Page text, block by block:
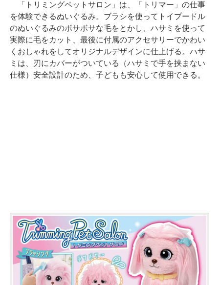
「トリミングペットサロン」は、「トリマー」の仕事
を体験できるぬいぐるみ。ブラシを使ってトイプードル
のぬいぐるみのボサボサな毛をとかし、ハサミを使って
実際に毛をカット、最後に付属のアクセサリーでかわい
くおしゃれをしてオリジナルデザインに仕上げる。ハサ
ミは、刃にカバーがついている（ハサミで手を挟まない
仕様）安全設計のため、子どもも安心して使用できる。